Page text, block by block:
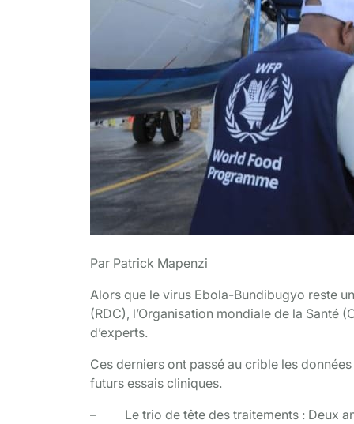
Par Patrick Mapenzi
Alors que le virus Ebola-Bundibugyo reste
(RDC), l’Organisation mondiale de la Santé
d’experts.
Ces derniers ont passé au crible les
futurs essais cliniques.
– Le trio de tête des traitements : Deux